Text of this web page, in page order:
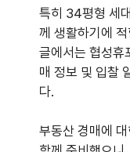
특히 34평형 세
께 생활하기에
글에서는 협성휴
매 정보 및 입찰
다.
부동산 경매에